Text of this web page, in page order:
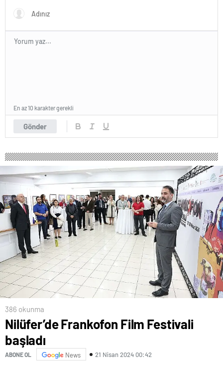
Gönder
En az 10 karakter gerekli
386 okunma
Nilüfer’de Frankofon Film Festivali
başladı
ABONE OL News 21 Nisan 2024 00:42